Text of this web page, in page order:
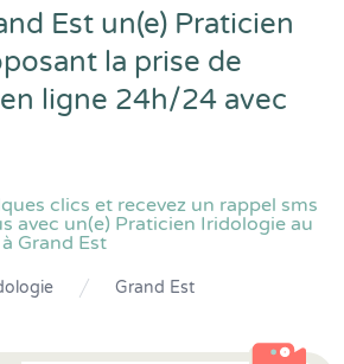
Est un(e) Praticien
la prise de
ligne 24h/24 avec
clics et recevez un rappel sms
avec un(e) Praticien Iridologie au
Grand Est
Grand Est